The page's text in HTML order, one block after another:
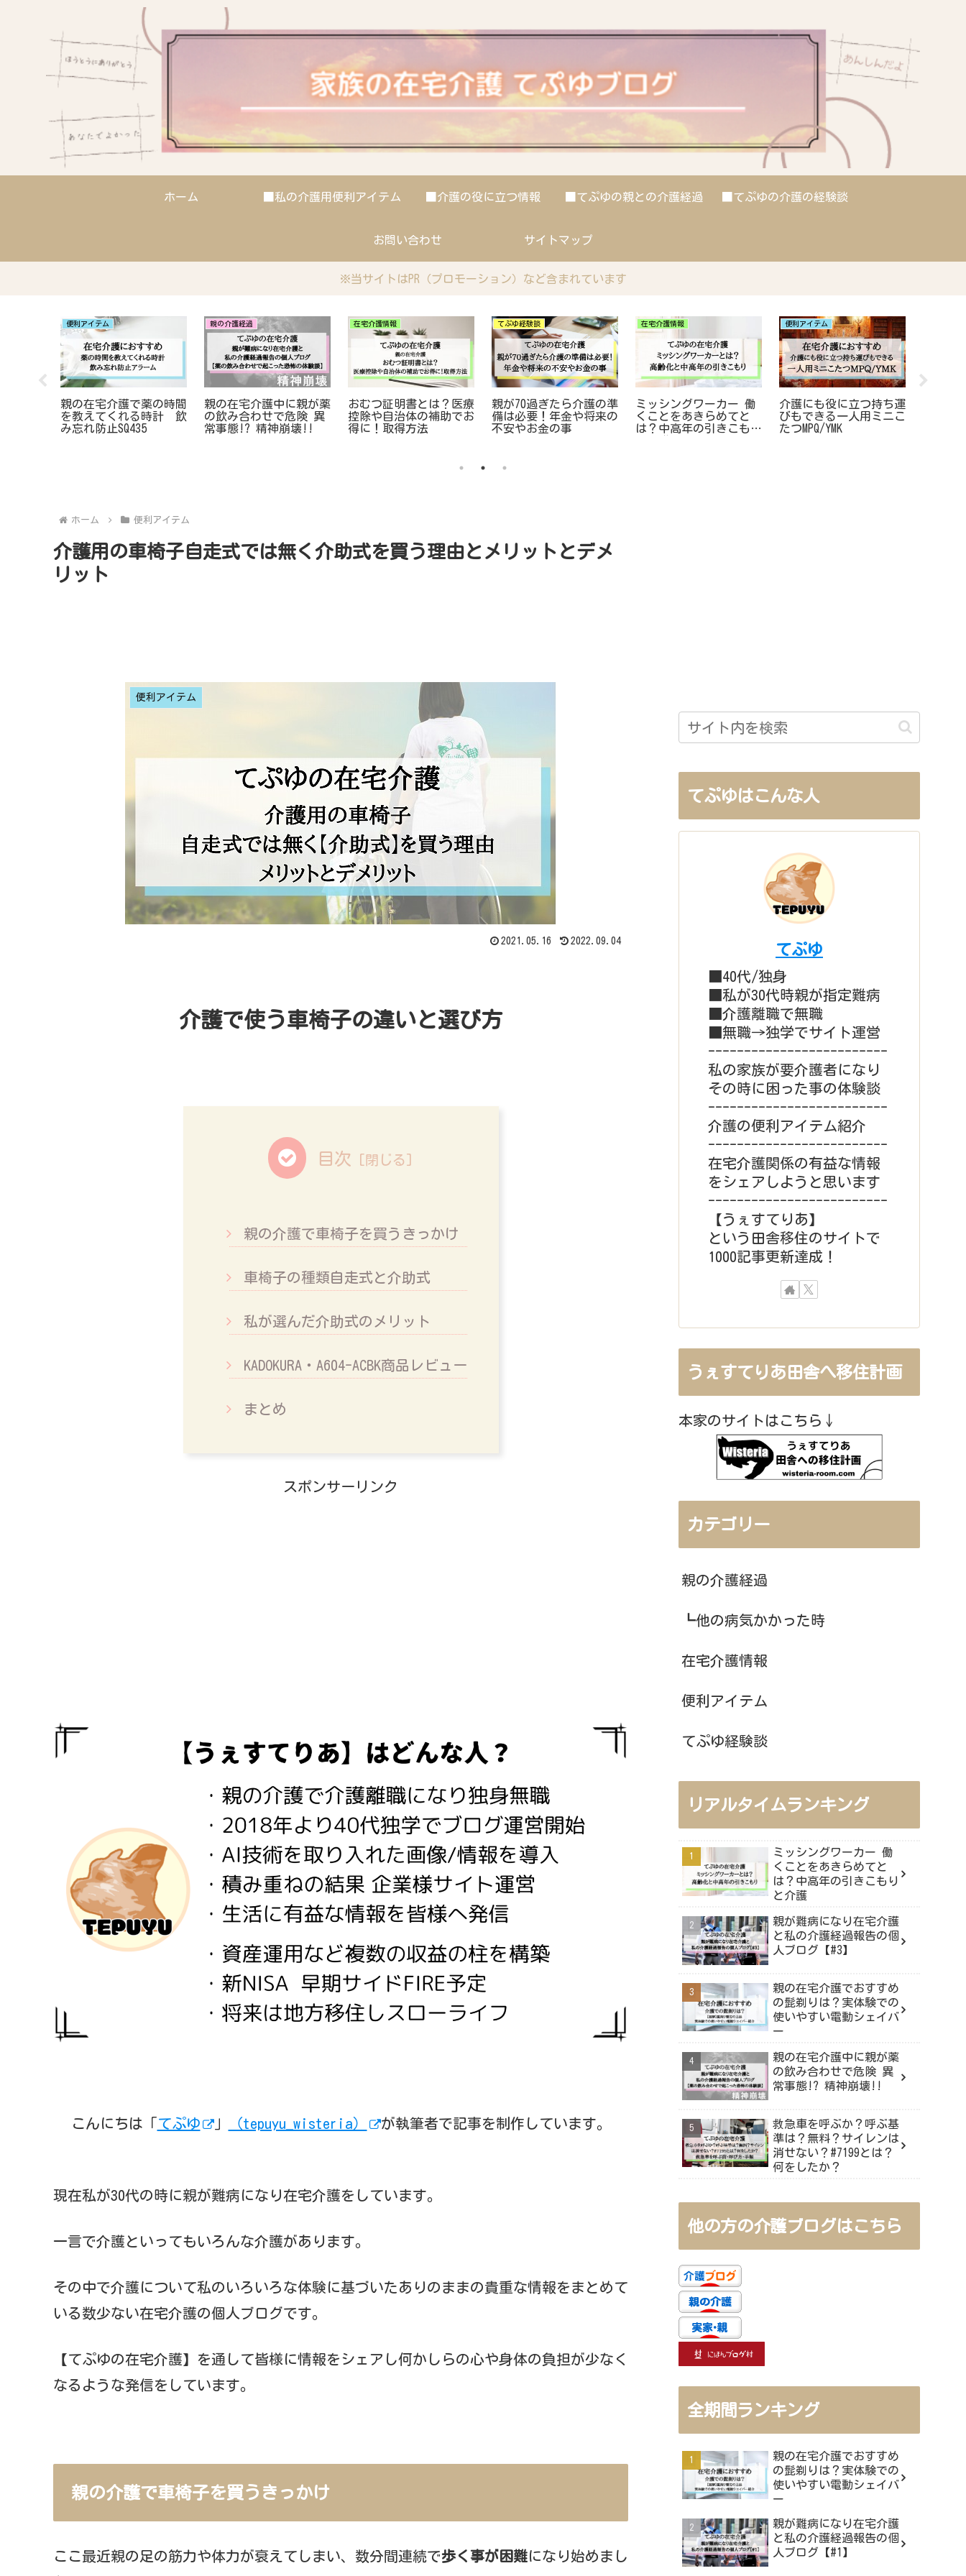
ホーム ■私の介護用便利アイテム ■介護の役に立つ情報 ■てぷゆの親との介護経過 ■てぷゆの介護の経験談
お問い合わせ サイトマップ
※当サイトはPR（プロモーション）など含まれています
便利アイテム
親の在宅介護で薬の時間
を教えてくれる時計 飲
み忘れ防止SQ435
親の介護経過
親の在宅介護中に親が薬
の飲み合わせで危険 異
常事態!? 精神崩壊!!
在宅介護情報
おむつ証明書とは？医療
控除や自治体の補助でお
得に！取得方法
てぷゆ経験談
親が70過ぎたら介護の準
備は必要！年金や将来の
不安やお金の事
在宅介護情報
ミッシングワーカー 働
くことをあきらめてと
は？中高年の引きこもり
便利アイテム
介護にも役に立つ持ち運
びもできる一人用ミニこ
たつMPQ/YMK
ホーム 便利アイテム
介護用の車椅子自走式では無く介助式を買う理由とメリットとデメ
リット
便利アイテム
2021.05.16 2022.09.04
介護で使う車椅子の違いと選び方
目次
親の介護で車椅子を買うきっかけ
車椅子の種類自走式と介助式
私が選んだ介助式のメリット
KADOKURA・A604-ACBK商品レビュー
まとめ
スポンサーリンク
こんにちは「 てぷゆ 」 （tepuyu_wisteria） が執筆者で記事を制作しています。
現在私が30代の時に親が難病になり在宅介護をしています。
一言で介護といってもいろんな介護があります。
その中で介護について私のいろいろな体験に基づいたありのままの貴重な情報をまとめて
いる数少ない在宅介護の個人ブログです。
【てぷゆの在宅介護】を通して皆様に情報をシェアし何かしらの心や身体の負担が少なく
なるような発信をしています。
親の介護で車椅子を買うきっかけ
ここ最近親の足の筋力や体力が衰えてしまい、数分間連続で歩く事が困難になり始めまし
てぷゆはこんな人
てぷゆ
■40代/独身
■私が30代時親が指定難病
■介護離職で無職
■無職→独学でサイト運営
-------------------------
私の家族が要介護者になり
その時に困った事の体験談
-------------------------
介護の便利アイテム紹介
-------------------------
在宅介護関係の有益な情報
をシェアしようと思います
-------------------------
【うぇすてりあ】
という田舎移住のサイトで
1000記事更新達成！
うぇすてりあ田舎へ移住計画
本家のサイトはこちら↓
カテゴリー
親の介護経過
┗他の病気かかった時
在宅介護情報
便利アイテム
てぷゆ経験談
リアルタイムランキング
ミッシングワーカー 働
くことをあきらめてと
は？中高年の引きこもり
と介護
親が難病になり在宅介護
と私の介護経過報告の個
人ブログ【#3】
親の在宅介護でおすすめ
の髭剃りは？実体験での
使いやすい電動シェイバ
ー
親の在宅介護中に親が薬
の飲み合わせで危険 異
常事態!? 精神崩壊!!
救急車を呼ぶか？呼ぶ基
準は？無料？サイレンは
消せない？#7199とは？
何をしたか？
他の方の介護ブログはこちら
全期間ランキング
親の在宅介護でおすすめ
の髭剃りは？実体験での
使いやすい電動シェイバ
ー
親が難病になり在宅介護
と私の介護経過報告の個
人ブログ【#1】